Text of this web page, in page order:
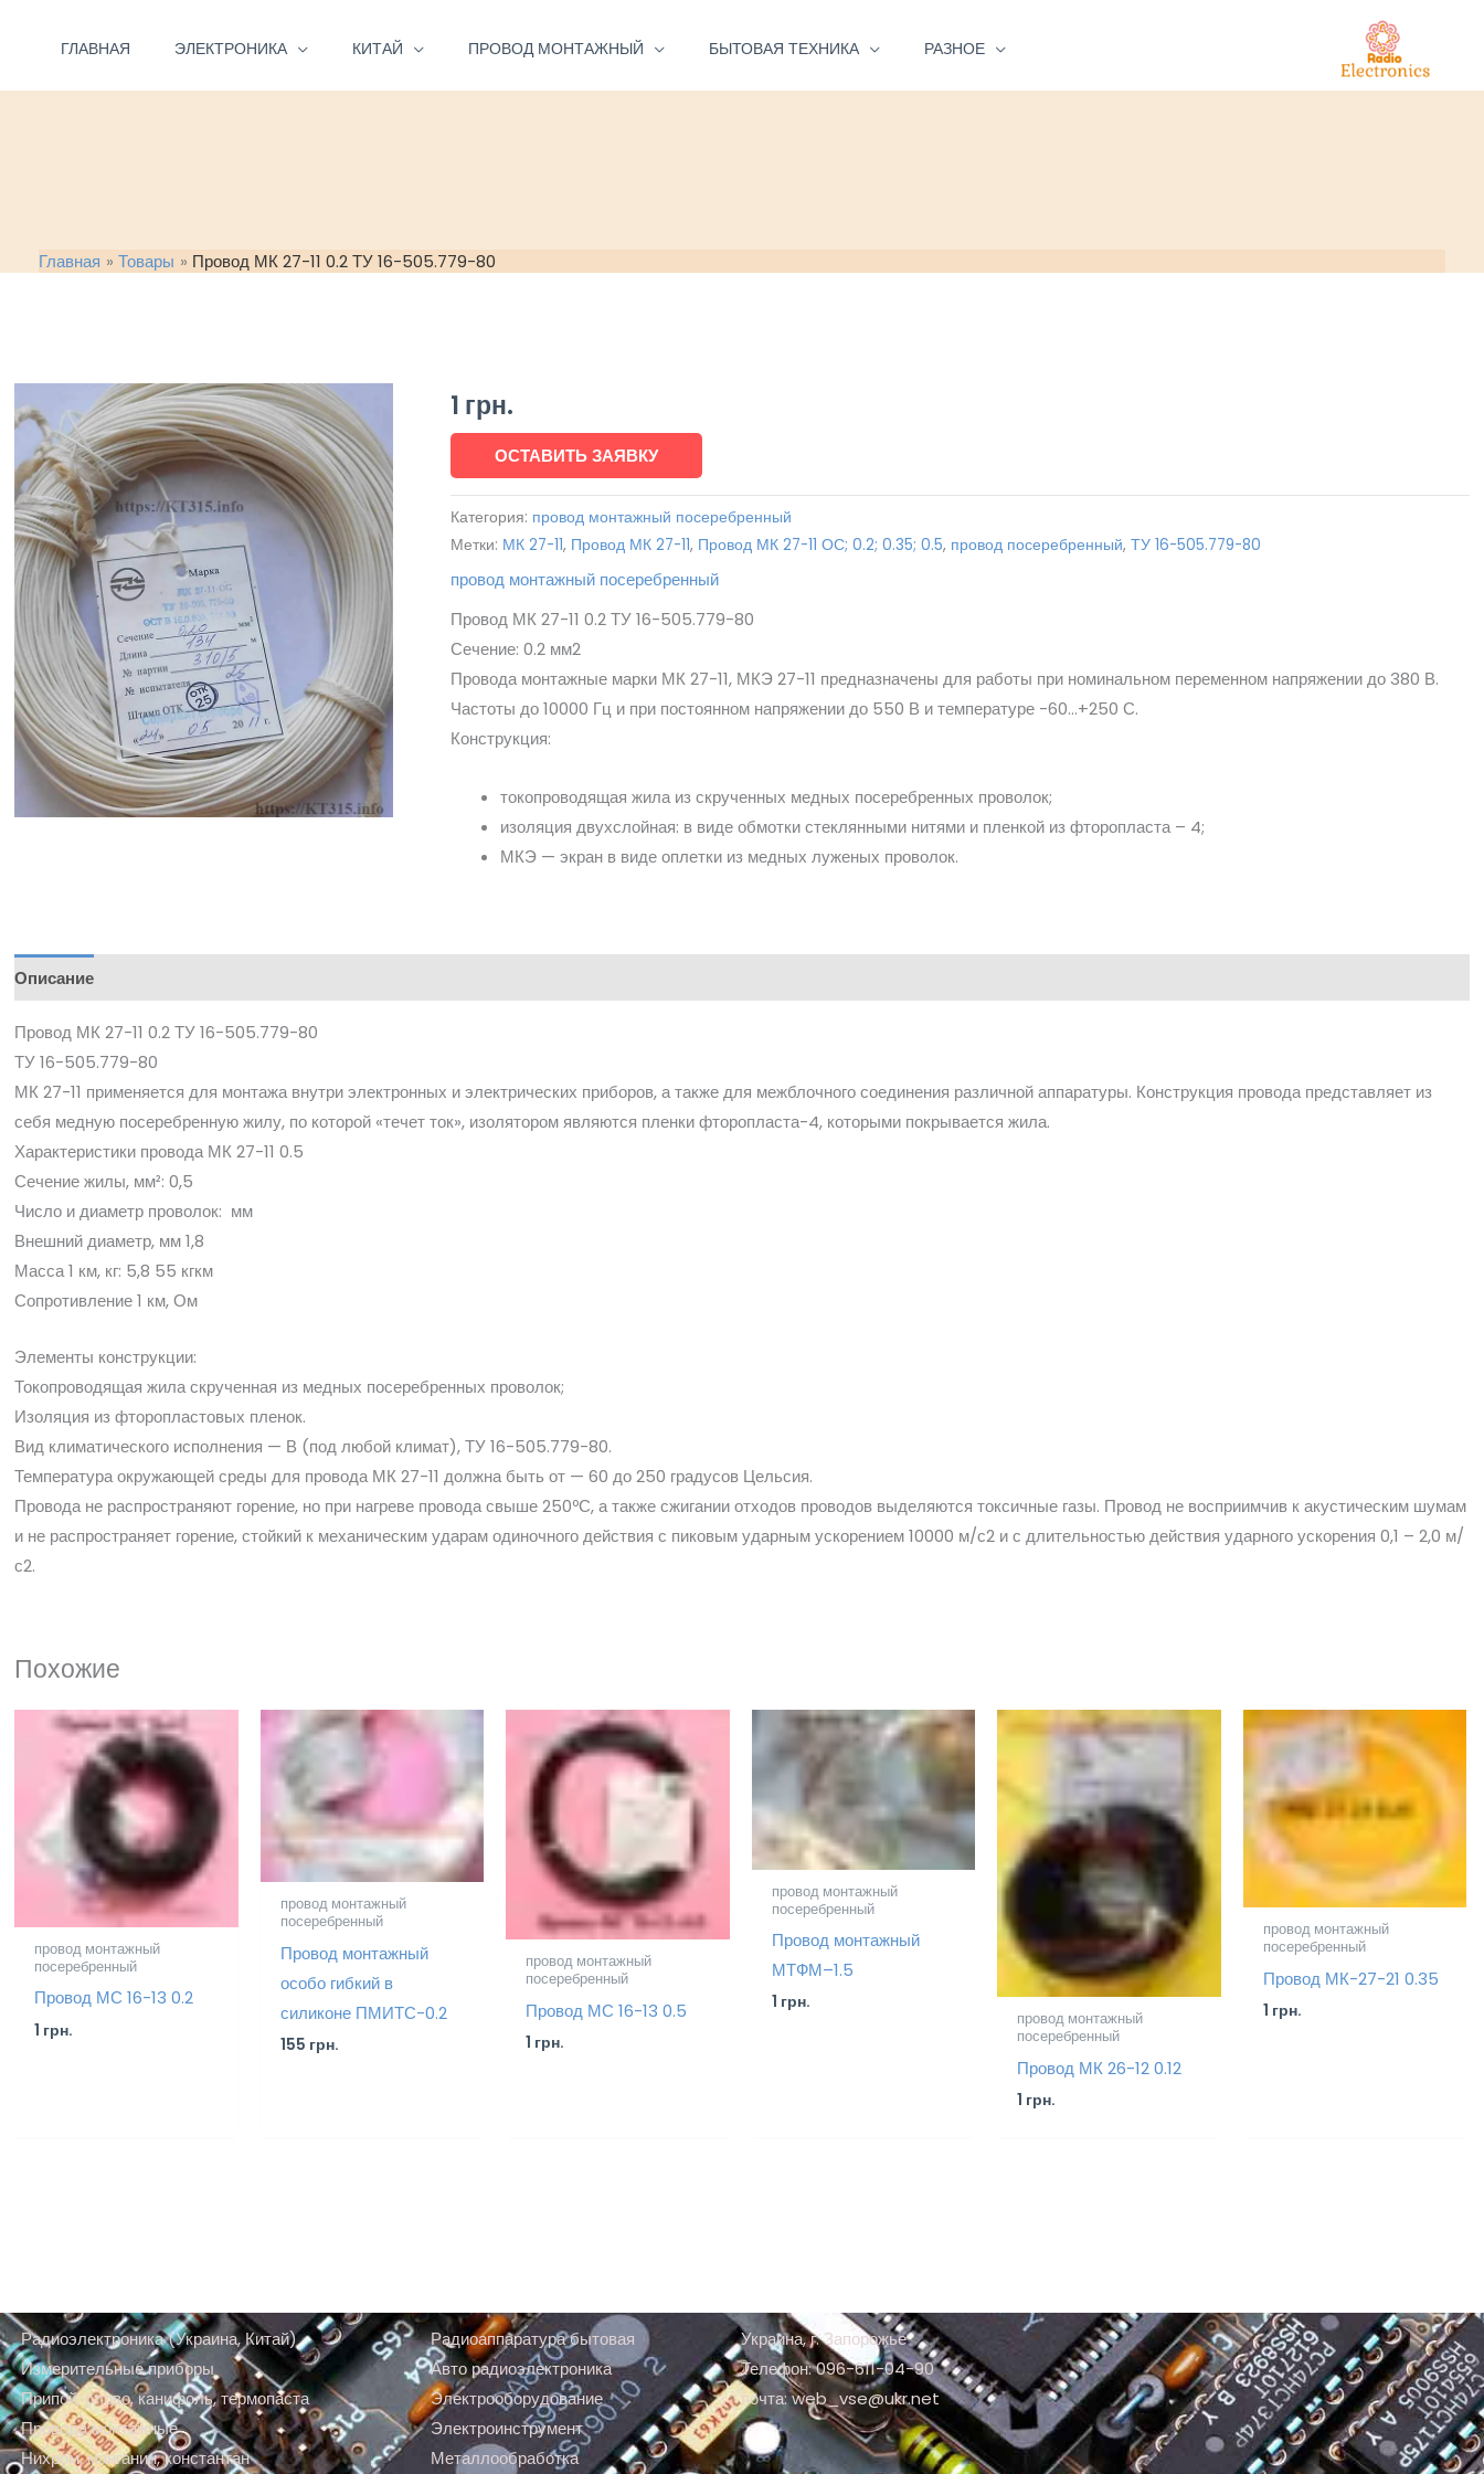
ГЛАВНАЯ ЭЛЕКТРОНИКА КИТАЙ ПРОВОД МОНТАЖНЫЙ БЫТОВАЯ ТЕХНИКА РАЗНОЕ
Главная Товары Провод МК 27-11 0.2 ТУ 16-505.779-80
1 грн.
ОСТАВИТЬ ЗАЯВКУ
Категория: провод монтажный посеребренный
Метки: МК 27-11, Провод МК 27-11, Провод МК 27-11 ОС; 0.2; 0.35; 0.5, провод посеребренный,ТУ 16-505.779-80
провод монтажный посеребренный
Провод МК 27-11 0.2 ТУ 16-505.779-80
Сечение: 0.2 мм2
Провода монтажные марки МК 27-11, МКЭ 27-11 предназначены для работы при номинальном переменном напряжении до 380 В.
Частоты до 10000 Гц и при постоянном напряжении до 550 В и температуре -60…+250 С.
Конструкция:
токопроводящая жила из скрученных медных посеребренных проволок;
изоляция двухслойная: в виде обмотки стеклянными нитями и пленкой из фторопласта – 4;
МКЭ — экран в виде оплетки из медных луженых проволок.
Описание
Провод МК 27-11 0.2 ТУ 16-505.779-80
ТУ 16-505.779-80
МК 27-11 применяется для монтажа внутри электронных и электрических приборов, а также для межблочного соединения различной аппаратуры. Конструкция провода представляет из
себя медную посеребренную жилу, по которой «течет ток», изолятором являются пленки фторопласта-4, которыми покрывается жила.
Характеристики провода МК 27-11 0.5
Сечение жилы, мм²: 0,5
Число и диаметр проволок: мм
Внешний диаметр, мм 1,8
Масса 1 км, кг: 5,8 55 кгкм
Сопротивление 1 км, Ом
Элементы конструкции:
Токопроводящая жила скрученная из медных посеребренных проволок;
Изоляция из фторопластовых пленок.
Вид климатического исполнения — В (под любой климат), ТУ 16-505.779-80.
Температура окружающей среды для провода МК 27-11 должна быть от — 60 до 250 градусов Цельсия.
Провода не распространяют горение, но при нагреве провода свыше 250ºС, а также сжигании отходов проводов выделяются токсичные газы. Провод не восприимчив к акустическим шумам
и не распространяет горение, стойкий к механическим ударам одиночного действия с пиковым ударным ускорением 10000 м/с2 и с длительностью действия ударного ускорения 0,1 – 2,0 м/
с2.
Похожие
провод монтажный
посеребренный
Провод МС 16-13 0.2
1 грн.
провод монтажный
посеребренный
Провод монтажный
особо гибкий в
силиконе ПМИТС-0.2
155 грн.
провод монтажный
посеребренный
Провод МС 16-13 0.5
1 грн.
провод монтажный
посеребренный
Провод монтажный
МТФМ–1.5
1 грн.
провод монтажный
посеребренный
Провод МК 26-12 0.12
1 грн.
провод монтажный
посеребренный
Провод МК-27-21 0.35
1 грн.
Радиоэлектроника (Украина, Китай)
Измерительные приборы
Припой, олово, канифоль, термопаста
Провода монтажные
Нихром, манганин, константан
Радиоаппаратура бытовая
Авто радиоэлектроника
Электрооборудование
Электроинструмент
Металлообработка
Украина, г. Запорожье
Телефон: 096-611-04-90
почта: web_vse@ukr.net